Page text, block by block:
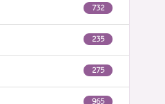
732
235
275
965